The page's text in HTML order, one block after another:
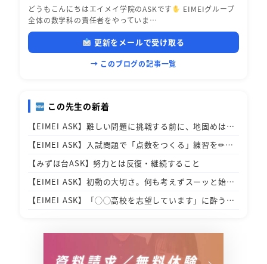
どうもこんにちはエイメイ学院のASKです
EIMEIグループ
全体の数学科の責任者をやっていま…
更新をメールで受け取る
→ このブログの記事一覧
この先生の新着
【EIMEI ASK】難しい問題に挑戦する前に、地固めは…
【EIMEI ASK】入試問題で「点数をつくる」練習を✏…
【みずほ台ASK】努力とは反復・継続すること
【EIMEI ASK】初動の大切さ。何も考えずスーッと始…
【EIMEI ASK】「◯◯高校を志望しています」に酔う…